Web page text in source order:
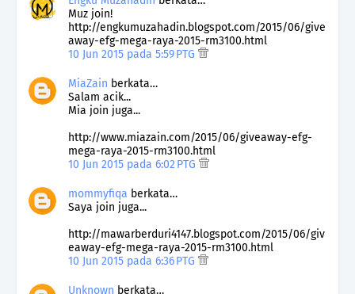
Muz join!
http://engkumuzahadin.blogspot.com/2015/06/give
away-efg-mega-raya-2015-rm3100.html
10 Jun 2015 pada 5:59 PTG
MiaZain berkata…
Salam acik...
Mia join juga...
http://www.miazain.com/2015/06/giveaway-efg-
mega-raya-2015-rm3100.html
10 Jun 2015 pada 6:02 PTG
mommyfiqa berkata…
Saya join juga...
http://mawarberduri4147.blogspot.com/2015/06/giv
eaway-efg-mega-raya-2015-rm3100.html
10 Jun 2015 pada 6:36 PTG
Unknown berkata…